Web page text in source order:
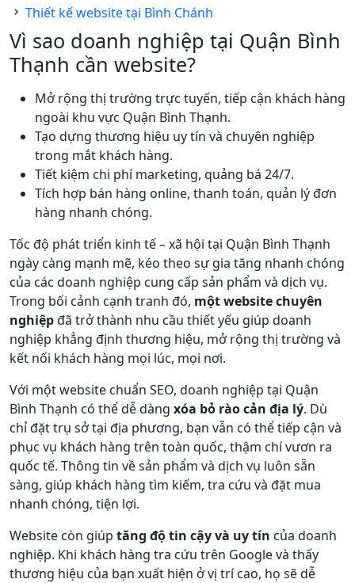
Thiết kế website tại Bình Chánh
Vì sao doanh nghiệp tại Quận Bình
Thạnh cần website?
Mở rộng thị trường trực tuyến, tiếp cận khách hàng
ngoài khu vực Quận Bình Thạnh.
Tạo dựng thương hiệu uy tín và chuyên nghiệp
trong mắt khách hàng.
Tiết kiệm chi phí marketing, quảng bá 24/7.
Tích hợp bán hàng online, thanh toán, quản lý đơn
hàng nhanh chóng.
Tốc độ phát triển kinh tế – xã hội tại Quận Bình Thạnh
ngày càng mạnh mẽ, kéo theo sự gia tăng nhanh chóng
của các doanh nghiệp cung cấp sản phẩm và dịch vụ.
Trong bối cảnh cạnh tranh đó, một website chuyên
nghiệpđã trở thành nhu cầu thiết yếu giúp doanh
nghiệp khẳng định thương hiệu, mở rộng thị trường và
kết nối khách hàng mọi lúc, mọi nơi.
Với một website chuẩn SEO, doanh nghiệp tại Quận
Bình Thạnh có thể dễ dàng xóa bỏ rào cản địa lý. Dù
chỉ đặt trụ sở tại địa phương, bạn vẫn có thể tiếp cận và
phục vụ khách hàng trên toàn quốc, thậm chí vươn ra
quốc tế. Thông tin về sản phẩm và dịch vụ luôn sẵn
sàng, giúp khách hàng tìm kiếm, tra cứu và đặt mua
nhanh chóng, tiện lợi.
Website còn giúp tăng độ tin cậy và uy tín của doanh
nghiệp. Khi khách hàng tra cứu trên Google và thấy
thương hiệu của bạn xuất hiện ở vị trí cao, họ sẽ dễ